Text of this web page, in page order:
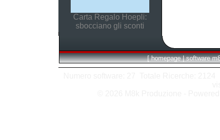
Carta Regalo Hoepli:
sbocciano gli sconti
[ homepage | software